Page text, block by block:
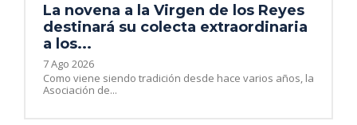
La novena a la Virgen de los Reyes
destinará su colecta extraordinaria
a los...
7 Ago 2026
Como viene siendo tradición desde hace varios años, la
Asociación de...